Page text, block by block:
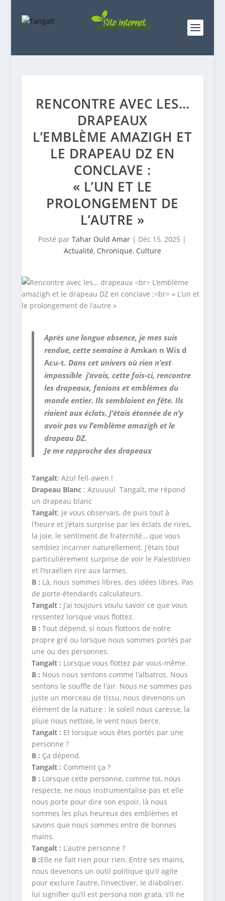
RENCONTRE AVEC LES…
DRAPEAUX
L’EMBLÈME AMAZIGH ET
LE DRAPEAU DZ EN
CONCLAVE :
« L’UN ET LE
PROLONGEMENT DE
L’AUTRE »
Posté parTahar Ould Amar | Déc 15, 2025 |
Actualité, Chronique, Culture
Après une longue absence, je mes suis
rendue, cette semaine à Amkan n Wis d
Acu-t. Dans cet univers où rien n’est
impossible j’avais, cette fois-ci, rencontre
les drapeaux, fanions et emblèmes du
monde entier. Ils semblaient en fête. Ils
riaient aux éclats. J’étais étonnée de n’y
avoir pas vu l’emblème amazigh et le
drapeau DZ.
Je me rapproche des drapeaux
Tangalt: Azul fell-awen !
Drapeau Blanc: Azuuuul Tangalt, me répond
un drapeau blanc
Tangalt: Je vous observais, de puis tout à
l’heure et j’étais surprise par les éclats de rires,
la joie, le sentiment de fraternité… que vous
semblez incarner naturellement. J’étais tout
particulièrement surprise de voir le Palestinien
et l’Israélien rire aux larmes.
B : Là, nous sommes libres, des idées libres. Pas
de porte-étendards calculateurs.
Tangalt : J’ai toujours voulu savoir ce que vous
ressentez lorsque vous flottez.
B : Tout dépend, si nous flottons de notre
propre gré ou lorsque nous sommes portés par
une ou des personnes.
Tangalt : Lorsque vous flottez par vous-même.
B : Nous nous sentons comme l’albatros. Nous
sentons le souffle de l’air. Nous ne sommes pas
juste un morceau de tissu, nous devenons un
élément de la nature : le soleil nous caresse, la
pluie nous nettoie, le vent nous berce.
Tangalt : Et lorsque vous êtes portés par une
personne ?
B : Ça dépend.
Tangalt : Comment ça ?
B : Lorsque cette personne, comme toi, nous
respecte, ne nous instrumentalise pas et elle
nous porte pour dire son espoir, là nous
sommes les plus heureux des emblèmes et
savons que nous sommes entre de bonnes
mains.
Tangalt : L’autre personne ?
B :Elle ne fait rien pour rien. Entre ses mains,
nous devenons un outil politique qu’il agite
pour exclure l’autre, l’invectiver, le diaboliser,
lui signifier qu’il est persona non grata, s’il ne